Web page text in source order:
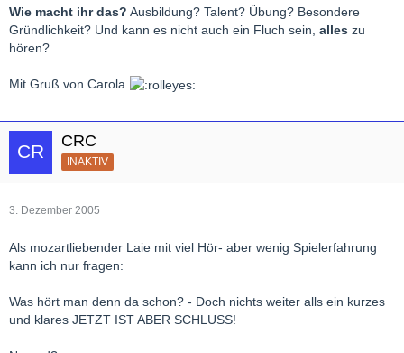
Wie macht ihr das? Ausbildung? Talent? Übung? Besondere
Gründlichkeit? Und kann es nicht auch ein Fluch sein, alles zu
hören?
Mit Gruß von Carola
CRC
INAKTIV
3. Dezember 2005
Als mozartliebender Laie mit viel Hör- aber wenig Spielerfahrung
kann ich nur fragen:
Was hört man denn da schon? - Doch nichts weiter alls ein kurzes
und klares JETZT IST ABER SCHLUSS!